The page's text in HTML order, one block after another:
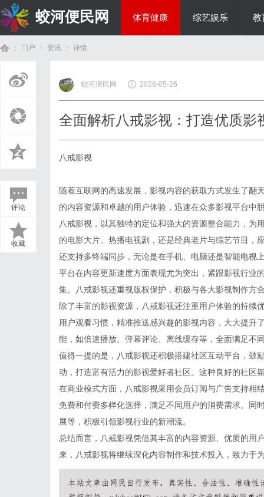
蛟河便民网 体育健康 综艺娱乐 教
门户 资讯
›
详情
评论
收藏
蛟河便民网 2026-05-26
全面解析八戒影视：打造优质影
八戒影视
随着互联网的高速发展，影视内容的获取方式发生了翻
的内容资源和卓越的用户体验，迅速在众多影视平台中
八戒影视，以其独特的定位和强大的资源整合能力，为
的电影大片、热播电视剧，还是经典老片与综艺节目，
还支持多终端同步，无论是在手机、电脑还是智能电视
平台在内容更新速度方面表现尤为突出，紧跟影视行业
集。八戒影视还重视版权保护，积极与各大影视制作方
除了丰富的影视资源，八戒影视还注重用户体验的持续
用户观看习惯，精准推送感兴趣的影视内容，大大提升
能，如倍速播放、弹幕评论、离线缓存等，全面满足不
值得一提的是，八戒影视还积极搭建社区互动平台，鼓
动，打造富有活力的影视爱好者社区。这种良好的社区
在商业模式方面，八戒影视采用会员订阅与广告支持相
免费和付费多样化选择，满足不同用户的消费需求。同
展等，积极引领影视行业的新潮流。
总结而言，八戒影视凭借其丰富的内容资源、优质的用
来，八戒影视将继续深化内容制作和技术投入，致力于